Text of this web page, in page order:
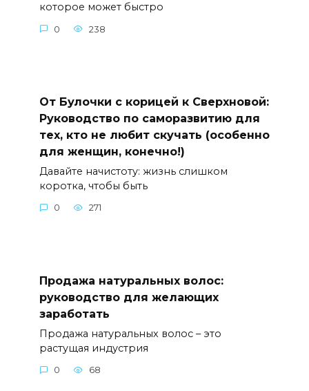
которое может быстро
0 238
От Булочки с корицей к Сверхновой:
Руководство по саморазвитию для
тех, кто не любит скучать (особенно
для женщин, конечно!)
Давайте начистоту: жизнь слишком
коротка, чтобы быть
0 271
Продажа натуральных волос:
руководство для желающих
заработать
Продажа натуральных волос – это
растущая индустрия
0 68